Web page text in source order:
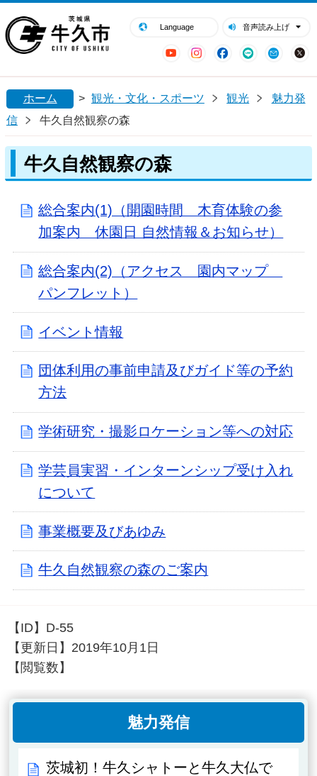
Language 音声読み上げ
YouTubeInstagram
Facebook
LINE Mail
閉じる
ホーム > 観光・文化・スポーツ 観光
魅力発
信
牛久自然観察の森
牛久自然観察の森
総合案内(1)（開園時間 木育体験の参
加案内 休園日 自然情報＆お知らせ）
総合案内(2)（アクセス 園内マップ
パンフレット）
イベント情報
団体利用の事前申請及びガイド等の予約
方法
学術研究・撮影ロケーション等への対応
学芸員実習・インターンシップ受け入れ
について
事業概要及びあゆみ
牛久自然観察の森のご案内
【ID】 D-55
【更新日】 2019年10月1日
【閲覧数】
魅力発信
茨城初！牛久シャトーと牛久大仏で